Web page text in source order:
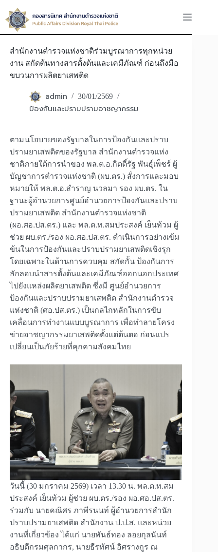
to
content
สำนักงานตำรวจแห่งชาติร่วมบูรณาการทุกหน่วย
งาน สกัดต้นทางสารตั้งต้นและเคมีภัณฑ์ ก่อนถึงมือ
ขบวนการผลิตยาเสพติด
admin 30/01/2569
ป้องกันและปราบปรามอาชญากรรม
ตามนโยบายของรัฐบาลในการป้องกันและปราบ
ปรามยาเสพติดของรัฐบาล สำนักงานตำรวจแห่ง
ชาติภายใต้การนำของ พล.ต.อ.กิตติ์รัฐ พันธุ์เพ็ชร์ ผู้
บัญชาการตำรวจแห่งชาติ (ผบ.ตร.) สั่งการและมอบ
หมายให้ พล.ต.อ.สำราญ นวลมา รอง ผบ.ตร. ใน
ฐานะผู้อำนวยการศูนย์อำนวยการป้องกันและปราบ
ปรามยาเสพติด สำนักงานตำรวจแห่งชาติ
(ผอ.ศอ.ปส.ตร.) และ พล.ต.ท.สมประสงค์ เย็นท้วม ผู้
ช่วย ผบ.ตร./รอง ผอ.ศอ.ปส.ตร. ดำเนินการอย่างเข้ม
ข้นในการป้องกันและปราบปรามยาเสพติดเชิงรุก
โดยเฉพาะในด้านการควบคุม สกัดกั้น ป้องกันการ
ลักลอบนำสารตั้งต้นและเคมีภัณฑ์ออกนอกประเทศ
ไปยังแหล่งผลิตยาเสพติด ซึ่งมี ศูนย์อำนวยการ
ป้องกันและปราบปรามยาเสพติด สำนักงานตำรวจ
แห่งชาติ (ศอ.ปส.ตร.) เป็นกลไกหลักในการขับ
เคลื่อนการทำงานแบบบูรณาการ เพื่อทำลายโครง
ข่ายอาชญากรรมยาเสพติดตั้งแต่ต้นตอ ก่อนแปร
เปลี่ยนเป็นภัยร้ายที่คุกคามสังคมไทย
วันนี้ (30 มกราคม 2569) เวลา 13.30 น. พล.ต.ท.สม
ประสงค์ เย็นท้วม ผู้ช่วย ผบ.ตร./รอง ผอ.ศอ.ปส.ตร.
ร่วมกับ นายคณิศร ภาพีรนนท์ ผู้อำนวยการสำนัก
ปราบปรามยาเสพติด สำนักงาน ป.ป.ส. และหน่วย
งานที่เกี่ยวข้อง ได้แก่ นายพันธ์ทอง ลอยกุลนันท์
อธิบดีกรมศุลกากร, นายธีรทัศน์ อิศรางกูร ณ